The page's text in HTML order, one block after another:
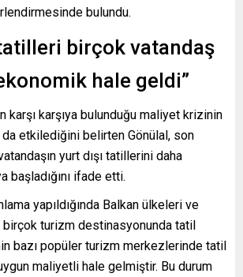
bulundu.
tatilleri birçok vatandaş
hale geldi”
karşı karşıya bulunduğu maliyet krizinin
da etkilediğini belirten Gönülal, son
yurt dışı tatillerini daha
başladığını ifade etti.
yapıldığında Balkan ülkeleri ve
birçok turizm destinasyonunda tatil
bazı popüler turizm merkezlerinde tatil
maliyetli hale gelmiştir. Bu durum